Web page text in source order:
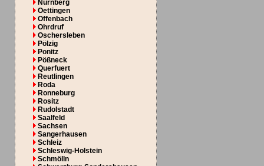
Nürnberg
Oettingen
Offenbach
Ohrdruf
Oschersleben
Pölzig
Ponitz
Pößneck
Querfuert
Reutlingen
Roda
Ronneburg
Rositz
Rudolstadt
Saalfeld
Sachsen
Sangerhausen
Schleiz
Schleswig-Holstein
Schmölln